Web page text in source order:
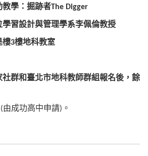
教學：掘跡者The Digger
習設計與管理學系李佩倫教授
樓3樓地科教室
群和臺北市地科教師群組報名後，餘
(由成功高中申請) 。